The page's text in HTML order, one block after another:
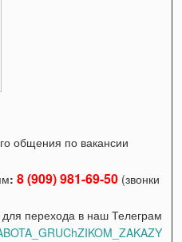
общения по вакансии
: 8 (909) 981-69-50 (звонки
перехода в наш Телеграм